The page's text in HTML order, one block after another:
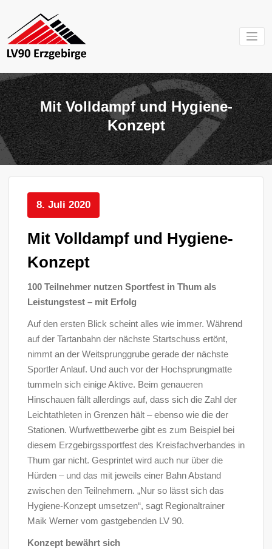
springen
e.V.
Mein Verein im
Mit Volldampf und Hygiene-
Konzept
8. Juli 2020
Mit Volldampf und Hygiene-
Konzept
100 Teilnehmer nutzen Sportfest in Thum als
Leistungstest – mit Erfolg
Auf den ersten Blick scheint alles wie immer. Während
auf der Tartanbahn der nächste Startschuss ertönt,
nimmt an der Weitsprunggrube gerade der nächste
Sportler Anlauf. Und auch vor der Hochsprungmatte
tummeln sich einige Aktive. Beim genaueren
Hinschauen fällt allerdings auf, dass sich die Zahl der
Leichtathleten in Grenzen hält – ebenso wie die der
Stationen. Wurfwettbewerbe gibt es zum Beispiel bei
diesem Erzgebirgssportfest des Kreisfachverbandes in
Thum gar nicht. Gesprintet wird auch nur über die
Hürden – und das mit jeweils einer Bahn Abstand
zwischen den Teilnehmern. „Nur so lässt sich das
Hygiene-Konzept umsetzen“, sagt Regionaltrainer
Maik Werner vom gastgebenden LV 90.
Konzept bewährt sich